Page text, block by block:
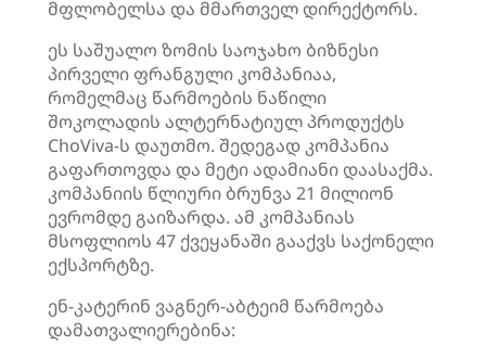
მფლობელსა და მმართველ დირექტორს.
ეს საშუალო ზომის საოჯახო ბიზნესი
პირველი ფრანგული კომპანიაა,
რომელმაც წარმოების ნაწილი
შოკოლადის ალტერნატიულ პროდუქტს
ChoViva-ს დაუთმო. შედეგად კომპანია
გაფართოვდა და მეტი ადამიანი დაასაქმა.
კომპანიის წლიური ბრუნვა 21 მილიონ
ევრომდე გაიზარდა. ამ კომპანიას
მსოფლიოს 47 ქვეყანაში გააქვს საქონელი
ექსპორტზე.
ენ-კატერინ ვაგნერ-აბტეიმ წარმოება
დამათვალიერებინა: